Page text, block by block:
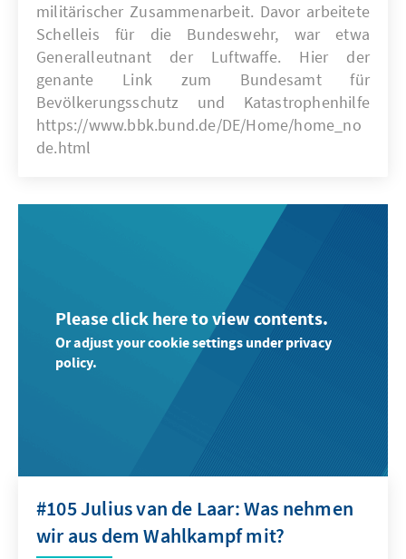
militärischer Zusammenarbeit. Davor arbeitete
Schelleis für die Bundeswehr, war etwa
Generalleutnant der Luftwaffe. Hier der
genante Link zum Bundesamt für
Bevölkerungsschutz und Katastrophenhilfe
https://www.bbk.bund.de/DE/Home/home_no
de.html
Please click here to view contents.
Or adjust your cookie settings under privacy
policy.
#105 Julius van de Laar: Was nehmen
wir aus dem Wahlkampf mit?